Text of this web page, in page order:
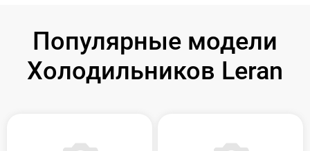
Популярные модели
Холодильников Leran